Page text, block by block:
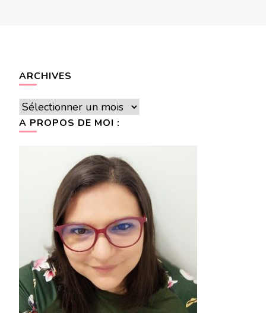
ARCHIVES
Archives
A PROPOS DE MOI :